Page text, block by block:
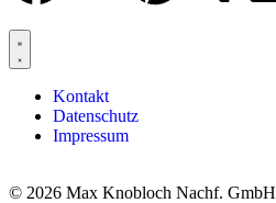
Kontakt
Datenschutz
Impressum
© 2026 Max Knobloch Nachf. GmbH